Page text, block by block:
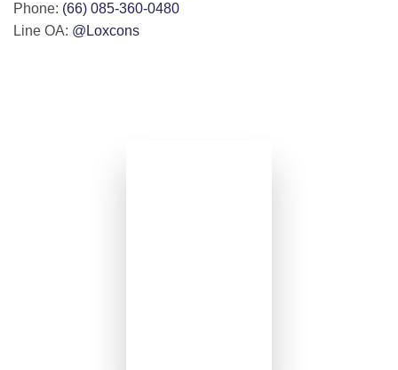
Phone: (66) 085-360-0480
Line OA: @Loxcons